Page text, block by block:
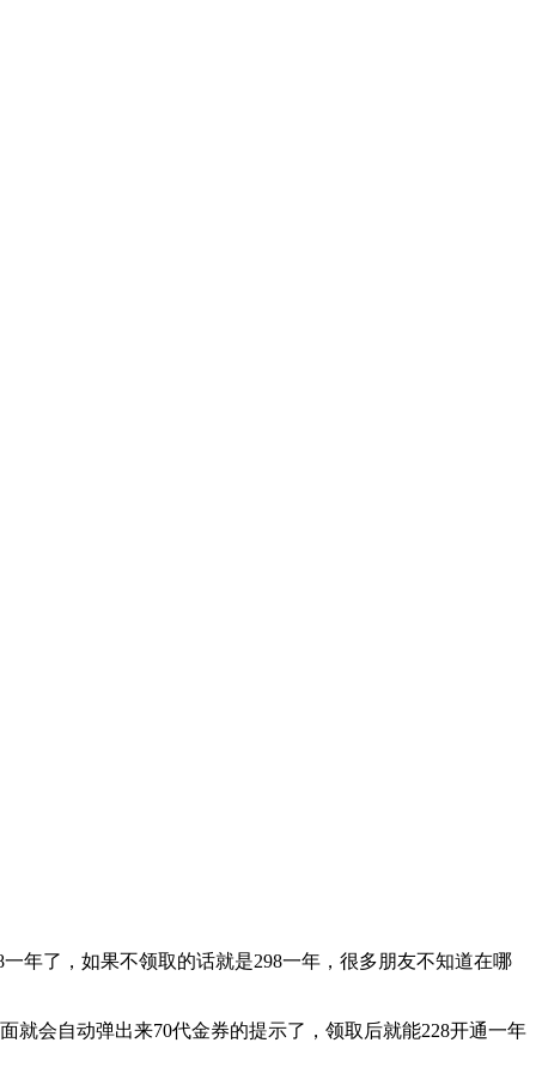
年了，如果不领取的话就是298一年，很多朋友不知道在哪
就会自动弹出来70代金券的提示了，领取后就能228开通一年